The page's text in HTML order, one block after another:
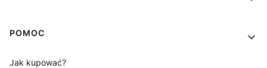
POMOC
Jak kupować?